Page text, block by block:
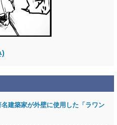
)
建築家が外壁に使用した「ラワン